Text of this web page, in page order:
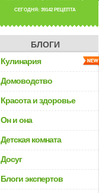
СЕГОДНЯ: 39142 РЕЦЕПТА
БЛОГИ
Кулинария
Домоводство
Красота и здоровье
Он и она
Детская комната
Досуг
Блоги экспертов